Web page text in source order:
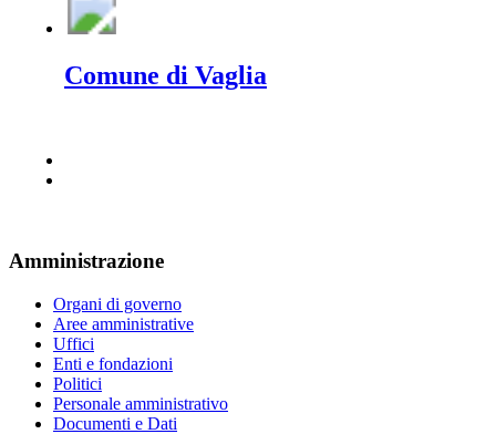
Comune di Vaglia
Amministrazione
Organi di governo
Aree amministrative
Uffici
Enti e fondazioni
Politici
Personale amministrativo
Documenti e Dati